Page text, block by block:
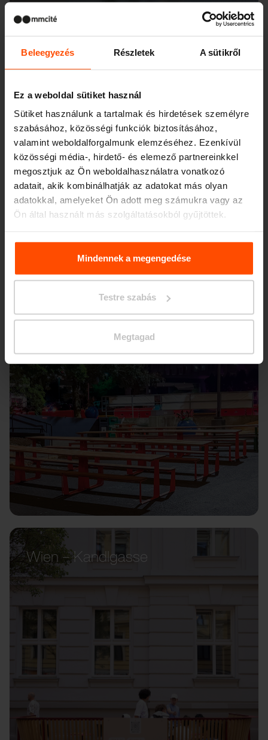
Beleegyezés Részletek A sütikről
Ez a weboldal sütiket használ
Sütiket használunk a tartalmak és hirdetések személyre
szabásához, közösségi funkciók biztosításához,
valamint weboldalforgalmunk elemzéséhez. Ezenkívül
közösségi média-, hirdető- és elemező partnereinkkel
megosztjuk az Ön weboldalhasználatra vonatkozó
adatait, akik kombinálhatják az adatokat más olyan
adatokkal, amelyeket Ön adott meg számukra vagy az
Ön által használt más szolgáltatásokból gyűjtöttek.
További információért kérjük, látogasson el aPrinciples
Relating to the Processing. Personal Data
Mindennek a megengedése
Testre szabás
Megtagad
Seattle – Popup park
Wien – Kandlgasse